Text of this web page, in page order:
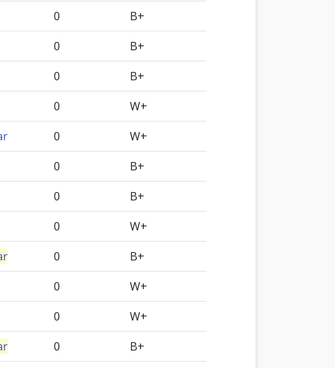
0
B+
0
B+
0
B+
0
W+
0
W+
0
B+
0
B+
0
W+
0
B+
0
W+
0
W+
0
B+